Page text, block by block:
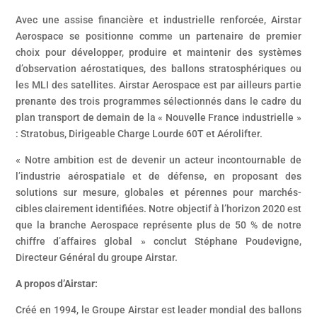
Avec une assise financière et industrielle renforcée, Airstar
Aerospace se positionne comme un partenaire de premier
choix pour développer, produire et maintenir des systèmes
d’observation aérostatiques, des ballons stratosphériques ou
les MLI des satellites. Airstar Aerospace est par ailleurs partie
prenante des trois programmes sélectionnés dans le cadre du
plan transport de demain de la « Nouvelle France industrielle »
: Stratobus, Dirigeable Charge Lourde 60T et Aérolifter.
« Notre ambition est de devenir un acteur incontournable de
l’industrie aérospatiale et de défense, en proposant des
solutions sur mesure, globales et pérennes pour marchés-
cibles clairement identifiées. Notre objectif à l’horizon 2020 est
que la branche Aerospace représente plus de 50 % de notre
chiffre d’affaires global » conclut Stéphane Poudevigne,
Directeur Général du groupe Airstar.
A propos d’Airstar:
Créé en 1994, le Groupe Airstar est leader mondial des ballons